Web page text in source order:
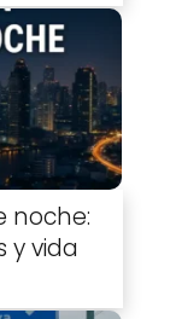
noche:
y vida